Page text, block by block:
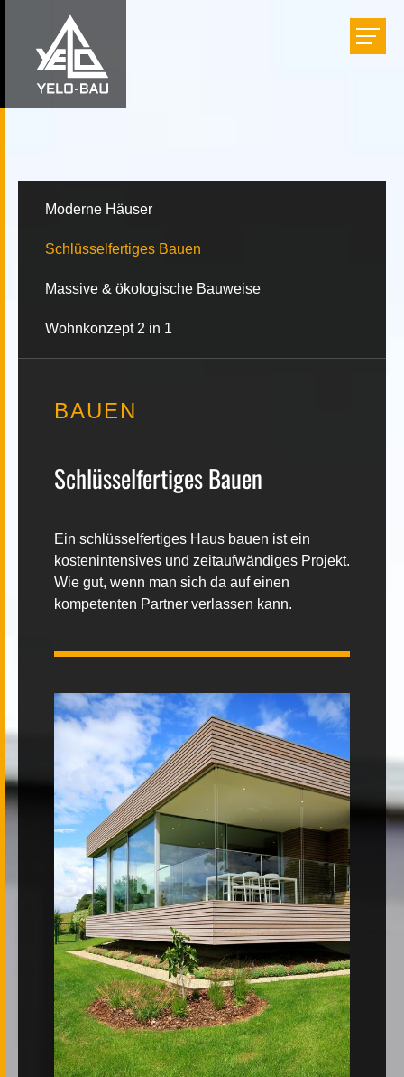
FR | DE
Projekte
Moderne Häuser
Schlüsselfertiges Bauen
Massive & ökologische Bauweise
Wohnkonzept 2 in 1
BAUEN
Schlüsselfertiges Bauen
Ein schlüsselfertiges Haus bauen ist ein
kostenintensives und zeitaufwändiges Projekt.
Wie gut, wenn man sich da auf einen
kompetenten Partner verlassen kann.